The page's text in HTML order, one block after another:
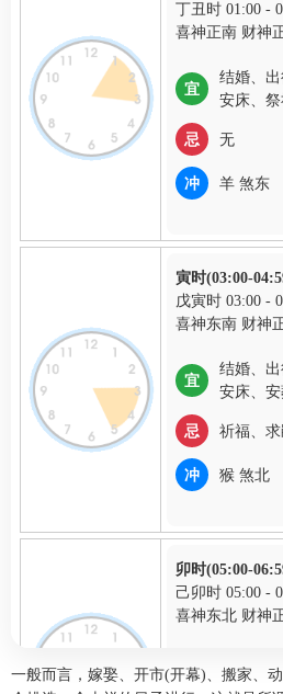
丁丑时 01:00 -
喜神正南 财神
宜
结婚、出
安床、
忌 无
冲 羊 煞东
寅时(03:00-
戊寅时 03:00 -
喜神东南 财神
宜
结婚、出
安床、
忌 祈福、求
冲 猴 煞北
卯时(05:00-
己卯时 05:00 -
喜神东北 财神
宜 无
一般而言，嫁娶、开市(开幕)、搬家、